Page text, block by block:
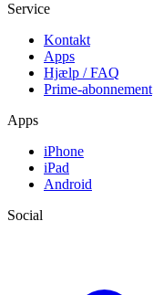
Service
Kontakt
Apps
Hjælp / FAQ
Prime-abonnement
Apps
iPhone
iPad
Android
Social